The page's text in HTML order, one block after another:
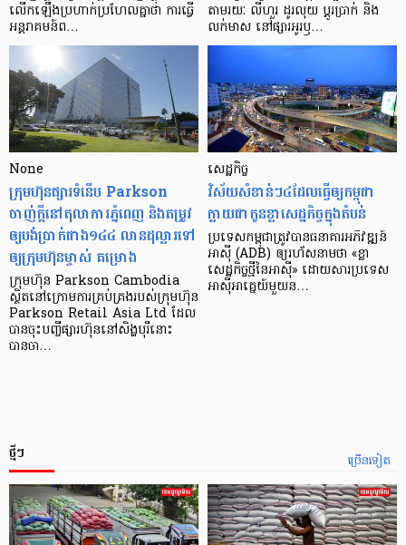
លើក​ឡើង​ប្រហាក់​ប្រហែល​គ្នា​ថា ការ​ធ្វើ​
អន្តរាគមន៍​ព…
តាមរយៈ លីហួរ ដូរ​លុយ ប្តូរ​បា្រក់ និង​
លក់​មាស នៅ​ផ្សារ​អូរ​ឫ…
None
ក្រុមហ៊ុនផ្សារទំនើប Parkson
ចាញ់ក្ដីនៅតុលាការភ្នំពេញ និងតម្រូវ
ឲ្យបង់ប្រាក់ជាង១៤៤ លានដុល្លារទៅ
ឲ្យក្រុមហ៊ុនម្ចាស់ គម្រោង
ក្រុមហ៊ុន Parkson Cambodia
ស្ថិតនៅក្រោមការគ្រប់គ្រងរបស់ក្រុមហ៊ុន
Parkson Retail Asia Ltd ដែល
បានចុះបញ្ចីផ្សារហ៊ុននៅសិង្ហបុរីនោះ
បានចា…
សេដ្ឋកិច្ច​
វិស័យ​សំខាន់ៗ​៤​ដែល​ធ្វើ​ឲ្យ​កម្ពុជា​
ក្លាយ​ជា​កូន​ខ្លា​សេដ្ឋកិច្ច​ក្នុង​តំបន់
ប្រទេស​កម្ពុជា​ត្រូវ​បាន​ធនាគារ​អភិវឌ្ឍន៍​
អាស៊ី (ADB) ឲ្យ​រហ័ស​នាមថា «ខ្លា​
សេដ្ឋកិច្ច​ថ្មី​នៃ​អាស៊ី» ដោយសារ​ប្រទេស​
អាស៊ី​អាគ្នេយ៍​មួយ​ន…
ច្រើនទៀត
ថ្មីៗ